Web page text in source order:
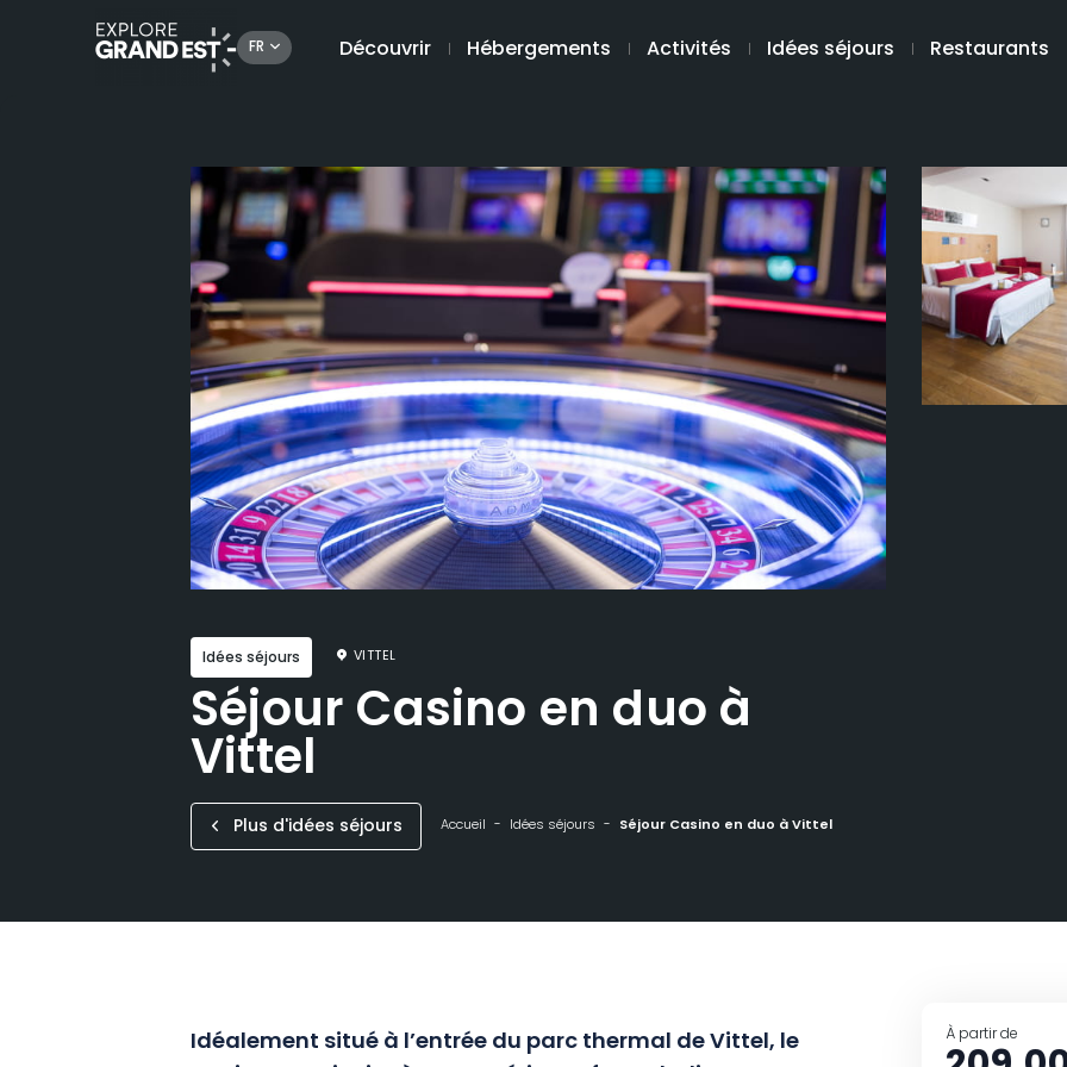
FR Découvrir Hébergements Activités Idées séjours Restaurants
Idées séjours VITTEL
Séjour Casino en duo à
Vittel
Plus d'idées séjours Accueil Idées séjours Séjour Casino en duo à Vittel
Idéalement situé à l’entrée du parc thermal de Vittel, le
À partir de